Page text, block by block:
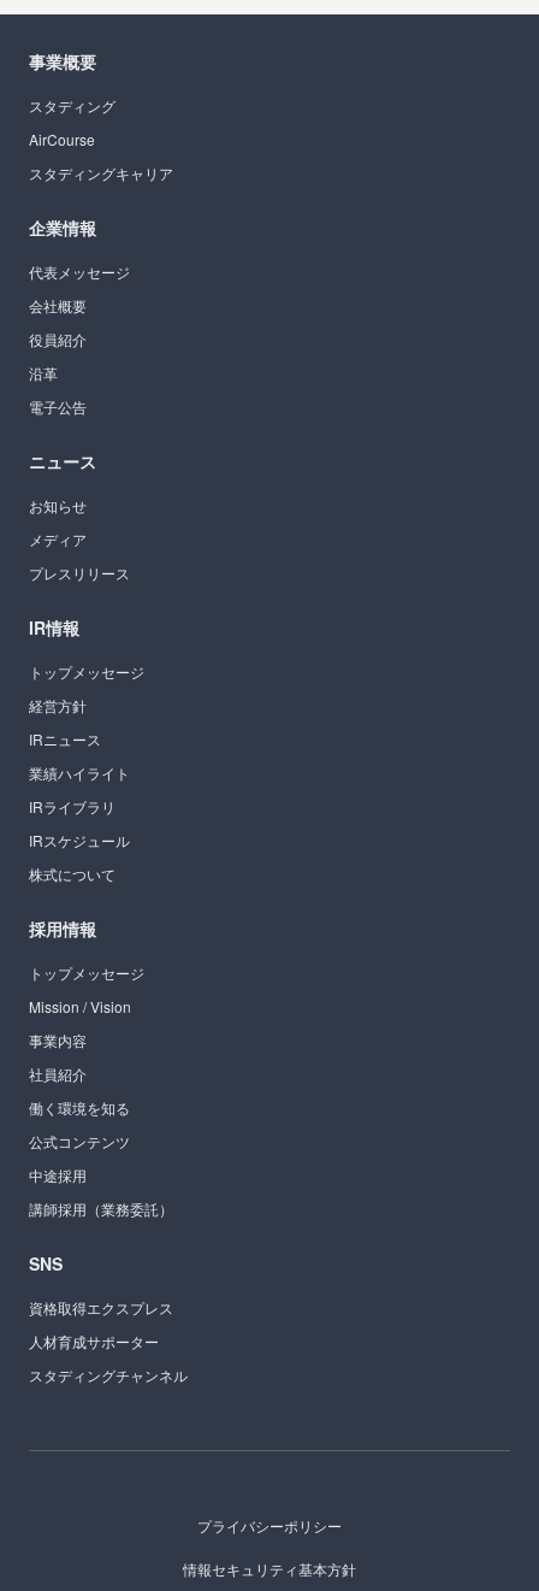
事業概要
スタディング
AirCourse
スタディングキャリア
企業情報
代表メッセージ
会社概要
役員紹介
沿革
電子公告
ニュース
お知らせ
メディア
プレスリリース
IR情報
トップメッセージ
経営方針
IRニュース
業績ハイライト
IRライブラリ
IRスケジュール
株式について
採用情報
トップメッセージ
Mission / Vision
事業内容
社員紹介
働く環境を知る
公式コンテンツ
中途採用
講師採用（業務委託）
SNS
資格取得エクスプレス
人材育成サポーター
スタディングチャンネル
プライバシーポリシー
情報セキュリティ基本方針